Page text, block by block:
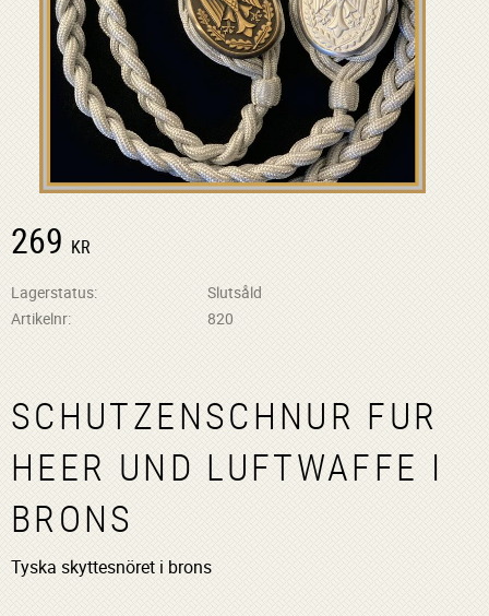
269 KR
Lagerstatus
Slutsåld
Artikelnr
820
SCHUTZENSCHNUR FUR
HEER UND LUFTWAFFE I
BRONS
Tyska skyttesnöret i brons